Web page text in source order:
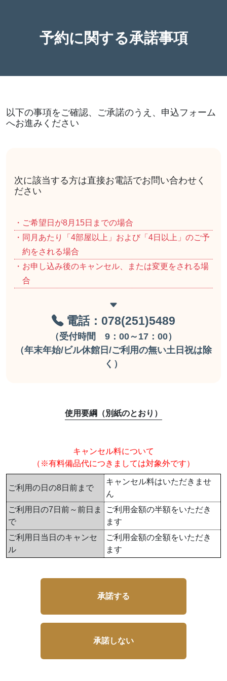
予約に関する承諾事項
以下の事項をご確認、ご承諾のうえ、申込フォーム
へお進みください
次に該当する方は直接お電話でお問い合わせく
ださい
・ご希望日が8月15日までの場合
・同月あたり「4部屋以上」および「4日以上」のご予
約をされる場合
・お申し込み後のキャンセル、または変更をされる場
合
電話：078(251)5489
（受付時間 9：00～17：00）
（年末年始/ビル休館日/ご利用の無い土日祝は除
く）
使用要綱（別紙のとおり）
キャンセル料について
（※有料備品代につきましては対象外です）
ご利用の日の8日前まで
キャンセル料はいただきませ
ん
ご利用日の7日前～前日ま
で
ご利用金額の半額をいただき
ます
ご利用日当日のキャンセ
ル
ご利用金額の全額をいただき
ます
承諾する
承諾しない